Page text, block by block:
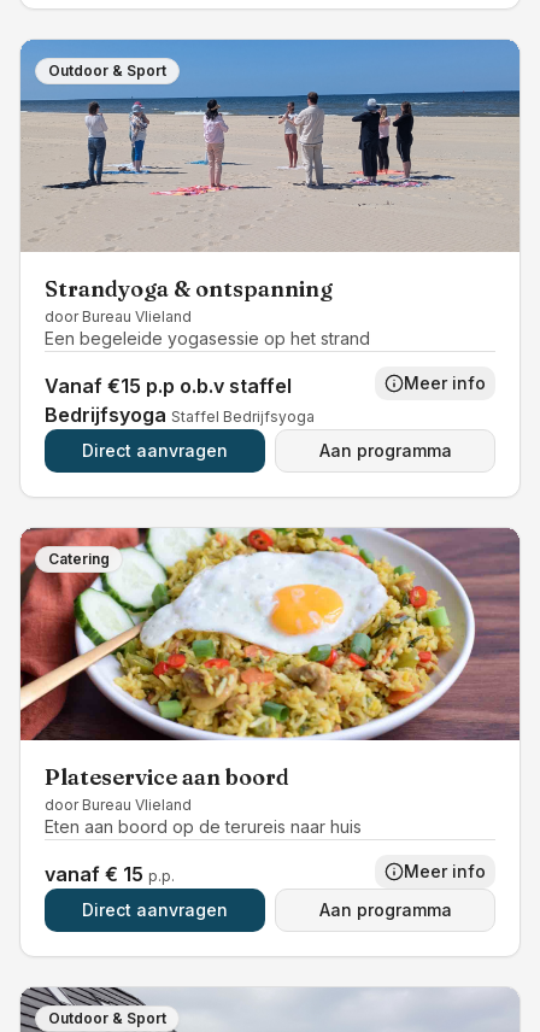
Outdoor & Sport
Strandyoga & ontspanning
door Bureau Vlieland
Een begeleide yogasessie op het strand
Vanaf €15 p.p o.b.v staffel
Bedrijfsyoga Staffel Bedrijfsyoga
Meer info
Direct aanvragen Aan programma
Catering
Plateservice aan boord
door Bureau Vlieland
Eten aan boord op de terureis naar huis
vanaf € 15 p.p.
Meer info
Direct aanvragen
Aan programma
Outdoor & Sport